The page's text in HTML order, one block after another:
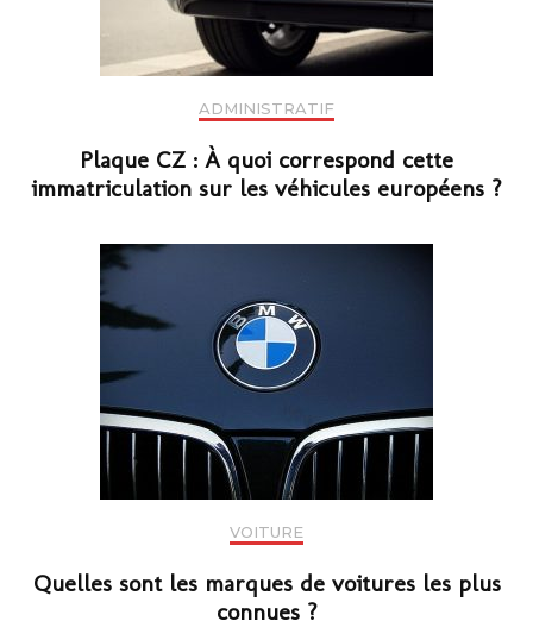
ADMINISTRATIF
Plaque CZ : À quoi correspond cette
immatriculation sur les véhicules européens ?
VOITURE
Quelles sont les marques de voitures les plus
connues ?